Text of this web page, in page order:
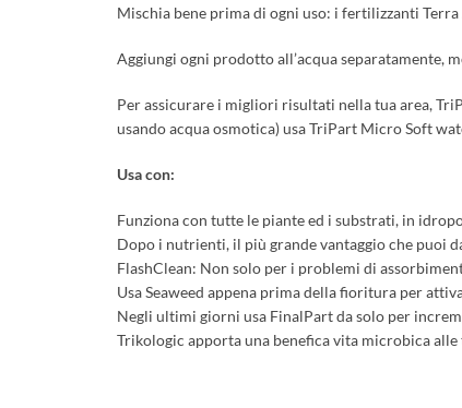
Mischia bene prima di ogni uso: i fertilizzanti
Aggiungi ogni prodotto all’acqua separatamente,
Per assicurare i migliori risultati nella tua area,
usando acqua osmotica) usa TriPart Micro Soft
Usa con:
Funziona con tutte le piante ed i substrati, in
Dopo i nutrienti, il più grande vantaggio che puoi
FlashClean: Non solo per i problemi di
Usa Seaweed appena prima della fioritura per
Negli ultimi giorni usa FinalPart da solo per
Trikologic apporta una benefica vita microbica